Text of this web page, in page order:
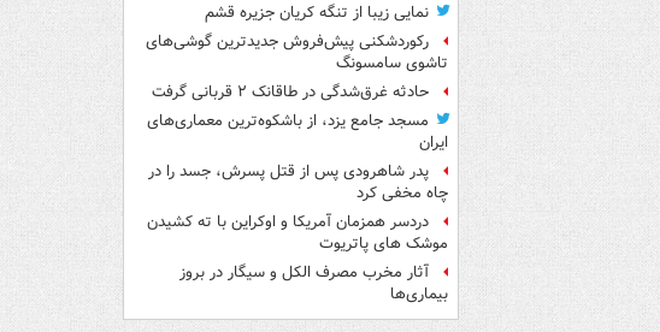
نمایی زیبا از تنگه کریان جزیره قشم
رکوردشکنی پیش‌فروش جدیدترین گوشی‌های
تاشوی سامسونگ
حادثه غرق‌شدگی در طاقانک ۲ قربانی گرفت
مسجد جامع یزد، از باشکوه‌ترین معماری‌های
ایران
پدر شاهرودی پس از قتل پسرش، جسد را در
چاه مخفی کرد
دردسر همزمان آمریکا و اوکراین با ته کشیدن
موشک های پاتریوت
آثار مخرب مصرف الکل و سیگار در بروز
بیماری‌ها